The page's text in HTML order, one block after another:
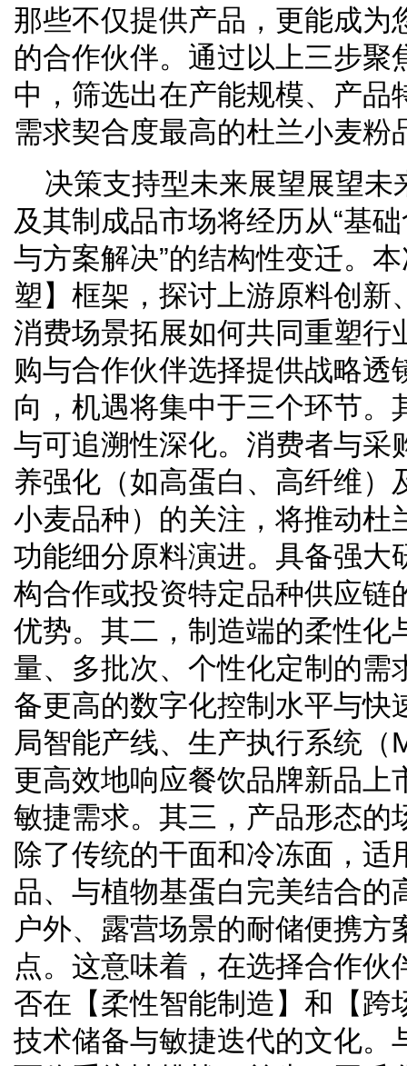
那些不仅提供产品，更能成为
的合作伙伴。通过以上三步聚
中，筛选出在产能规模、产品
需求契合度最高的杜兰小麦粉
决策支持型未来展望展望
及其制成品市场将经历从“基
与方案解决”的结构性变迁。
塑】框架，探讨上游原料创新
消费场景拓展如何共同重塑行
购与合作伙伴选择提供战略透
向，机遇将集中于三个环节。
与可追溯性深化。消费者与采
养强化（如高蛋白、高纤维）
小麦品种）的关注，将推动杜
功能细分原料演进。具备强大
构合作或投资特定品种供应链
优势。其二，制造端的柔性化
量、多批次、个性化定制的需
备更高的数字化控制水平与快
局智能产线、生产执行系统（
更高效地响应餐饮品牌新品上
敏捷需求。其三，产品形态的
除了传统的干面和冷冻面，适
品、与植物基蛋白完美结合的
户外、露营场景的耐储便携方
点。这意味着，在选择合作伙
否在【柔性智能制造】和【跨
技术储备与敏捷迭代的文化。